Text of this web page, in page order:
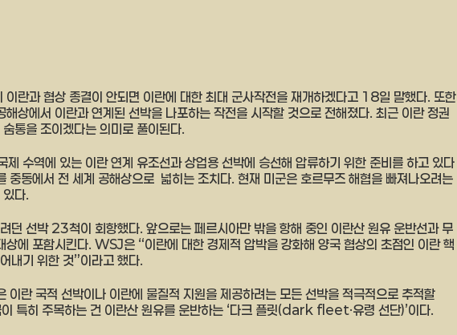
란과 협상 종결이 안되면 이란에 대한 최대 군사작전을 재개하겠다고 18일 말했다. 또한
해상에서 이란과 연계된 선박을 나포하는 작전을 시작할 것으로 전해졌다. 최근 이란 정권
통을 조이겠다는 의미로 풀이된다.
제 수역에 있는 이란 연계 유조선과 상업용 선박에 승선해 압류하기 위한 준비를 하고 있다
중동에서 전 세계 공해상으로  넓히는 조치다. 현재 미군은 호르무즈 해협을 빠져나오려는
다.
던 선박 23척이 회항했다. 앞으로는 페르시아만 밖을 항해 중인 이란산 원유 운반선과 무
상에 포함시킨다. WSJ은 “이란에 대한 경제적 압박을 강화해 양국 협상의 초점인 이란 핵
내기 위한 것”이라고 했다.
이란 국적 선박이나 이란에 물질적 지원을 제공하려는 모든 선박을 적극적으로 추적할
특히 주목하는 건 이란산 원유를 운반하는 ‘다크 플릿(dark fleet·유령 선단)’이다.